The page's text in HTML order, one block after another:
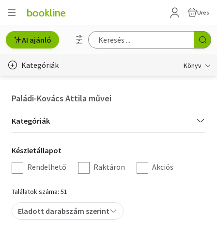
Üres
AI ajánló
Kategóriák Könyv
Hobbi, szabadidő
Irodalom
Művészet
Szakkönyv
Paládi-Kovács Attila művei
Kategória
szűrés
Kategóriák
Készletállapot
szűrés
Készletállapot
Rendelhető
Raktáron Akciós
Találatok száma: 51
Eladott darabszám szerint